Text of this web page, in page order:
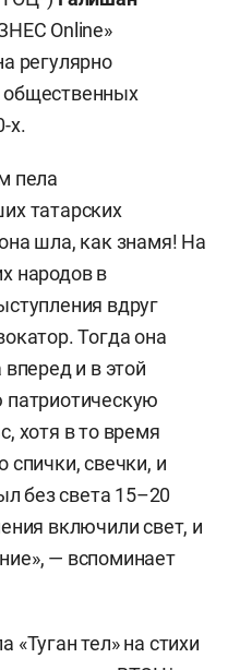
Online»
регулярно
общественных
х.
пела
татарских
шла, как знамя! На
народов в
вдруг
Тогда она
и в этой
патриотическую
хотя в то время
спички, свечки, и
без света 15–20
включили свет, и
— вспоминает
«Туган тел» на стихи